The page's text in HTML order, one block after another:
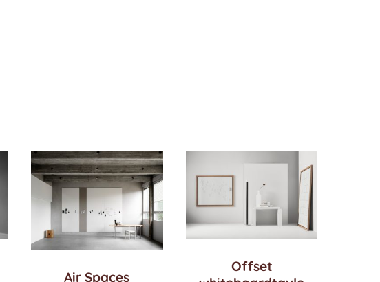
Air Spaces
Offset